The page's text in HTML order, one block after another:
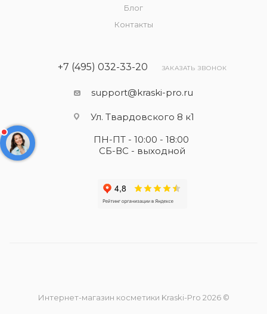
Блог
Контакты
+7 (495) 032-33-20 ЗАКАЗАТЬ ЗВОНОК
support@kraski-pro.ru
Ул. Твардовского 8 к1
ПН-ПТ - 10:00 - 18:00
СБ-ВС - выходной
Интернет-магазин косметики Kraski-Pro 2026 ©